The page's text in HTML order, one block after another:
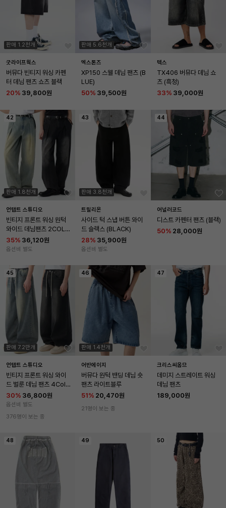
판매 1.2천개
굿라이프웍스
버뮤다 빈티지 워싱 카펜
터 데님 팬츠 쇼츠 블랙
20% 39,800원
판매 5.6천개
엑스톤즈
XP150 스웰 데님 팬츠 (B
LUE)
50% 39,500원
텍스
TX406 버뮤다 데님 쇼
츠 (흑청)
33% 39,000원
42
판매 1.8천개
언탭트 스튜디오
빈티지 프론트 워싱 원턱
와이드 데님팬츠 2COLO
R
35% 36,120원
옵션비 별도
43
판매 3.8천개
트릴리온
사이드 턱 스냅 버튼 와이
드 슬랙스 (BLACK)
28% 35,900원
옵션비 별도
44
어널러코드
디스트 카펜터 팬츠 (블랙)
50% 28,000원
45
판매 7.2만개
언탭트 스튜디오
빈티지 프론트 워싱 와이
드 벌룬 데님 팬츠 4Colo
r30% 36,800원
옵션비 별도
376명이 보는 중
46
판매 1.4천개
어반에이지
버뮤다 원턱 밴딩 데님 숏
팬츠 라이트블루
51% 20,470원
21명이 보는 중
47
크리스씨옴므
데미지 스트레이트 워싱
데님 팬츠
189,000원
48 49 50